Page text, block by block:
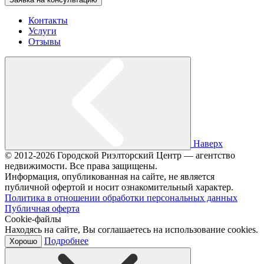
Контакты
Услуги
Отзывы
Наверх
© 2012-2026 Городской Риэлторский Центр — агентство
недвижимости. Все права защищены.
Информация, опубликованная на сайте, не является
публичной офертой и носит ознакомительный характер.
Политика в отношении обработки персональных данных
Публичная оферта
Cookie-файлы
Находясь на сайте, Вы соглашаетесь на использование cookies.
Хорошо Подробнее